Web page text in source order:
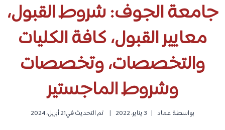
جامعة الجوف: شروط القبول،
معايير القبول، كافة الكليات
والتخصصات، وتخصصات
وشروط الماجستير
بواسطة عماد 3 يناير، 2022 تم التحديث في21 أبريل، 2024